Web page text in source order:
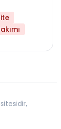
sitesidir,